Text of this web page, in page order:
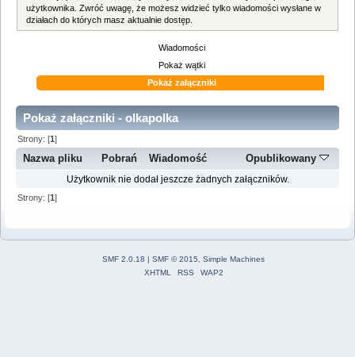
użytkownika. Zwróć uwagę, że możesz widzieć tylko wiadomości wysłane w
działach do których masz aktualnie dostęp.
Wiadomości
Pokaż wątki
Pokaż załączniki
Pokaż załączniki - olkapolka
Strony: [1]
Nazwa pliku Pobrań Wiadomość Opublikowany
Użytkownik nie dodał jeszcze żadnych załączników.
Strony: [1]
SMF 2.0.18 | SMF © 2015
Simple Machines
XHTML
RSS WAP2